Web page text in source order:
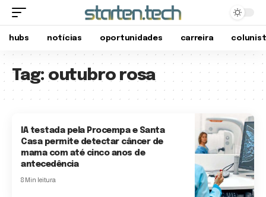
hubs notícias oportunidades carreira
Tag: outubro rosa
IA testada pela Procempa e Santa
Casa permite detectar câncer de
mama com até cinco anos de
antecedência
8 Min leitura